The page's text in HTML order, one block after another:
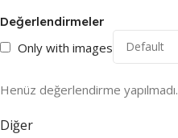
Değerlendirmeler
Only with images
Henüz değerlendirme yapılmadı.
Diğer